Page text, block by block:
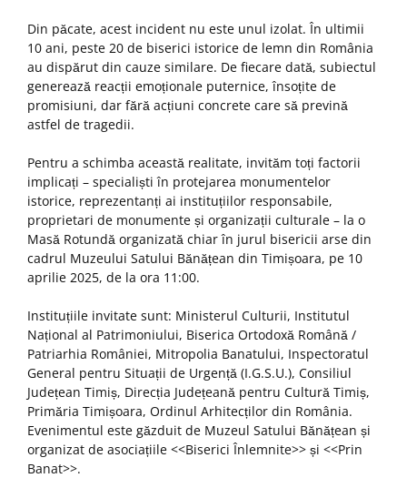
Din păcate, acest incident nu este unul izolat. În ultimii
10 ani, peste 20 de biserici istorice de lemn din România
au dispărut din cauze similare. De fiecare dată, subiectul
generează reacții emoționale puternice, însoțite de
promisiuni, dar fără acțiuni concrete care să prevină
astfel de tragedii.
Pentru a schimba această realitate, invităm toți factorii
implicați – specialiști în protejarea monumentelor
istorice, reprezentanți ai instituțiilor responsabile,
proprietari de monumente și organizații culturale – la o
Masă Rotundă organizată chiar în jurul bisericii arse din
cadrul Muzeului Satului Bănățean din Timișoara, pe 10
aprilie 2025, de la ora 11:00.
Instituțiile invitate sunt: Ministerul Culturii, Institutul
Național al Patrimoniului, Biserica Ortodoxă Română /
Patriarhia României, Mitropolia Banatului, Inspectoratul
General pentru Situații de Urgență (I.G.S.U.), Consiliul
Județean Timiș, Direcția Județeană pentru Cultură Timiș,
Primăria Timișoara, Ordinul Arhitecților din România.
Evenimentul este găzduit de Muzeul Satului Bănățean și
organizat de asociațiile <<Biserici Înlemnite>> și <<Prin
Banat>>.